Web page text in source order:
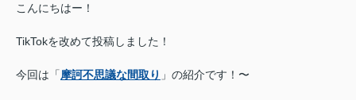
こんにちはー！
TikTokを改めて投稿しました！
今回は「摩訶不思議な間取り 」の紹介です！〜